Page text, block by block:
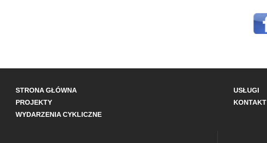
STRONA GŁÓWNA
PROJEKTY
WYDARZENIA CYKLICZNE
USŁUGI
KONTAKT